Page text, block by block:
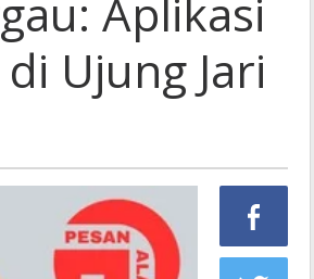
Aplikasi
Ujung Jari